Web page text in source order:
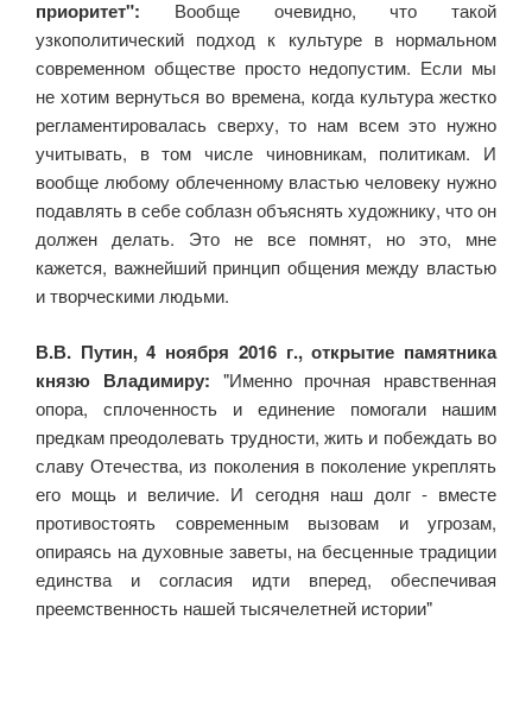
приоритет": Вообще очевидно, что такой
узкополитический подход к культуре в нормальном
современном обществе просто недопустим. Если мы
не хотим вернуться во времена, когда культура жестко
регламентировалась сверху, то нам всем это нужно
учитывать, в том числе чиновникам, политикам. И
вообще любому облеченному властью человеку нужно
подавлять в себе соблазн объяснять художнику, что он
должен делать. Это не все помнят, но это, мне
кажется, важнейший принцип общения между властью
и творческими людьми.
В.В. Путин, 4 ноября 2016 г., открытие памятника
князю Владимиру: "Именно прочная нравственная
опора, сплоченность и единение помогали нашим
предкам преодолевать трудности, жить и побеждать во
славу Отечества, из поколения в поколение укреплять
его мощь и величие. И сегодня наш долг - вместе
противостоять современным вызовам и угрозам,
опираясь на духовные заветы, на бесценные традиции
единства и согласия идти вперед, обеспечивая
преемственность нашей тысячелетней истории"